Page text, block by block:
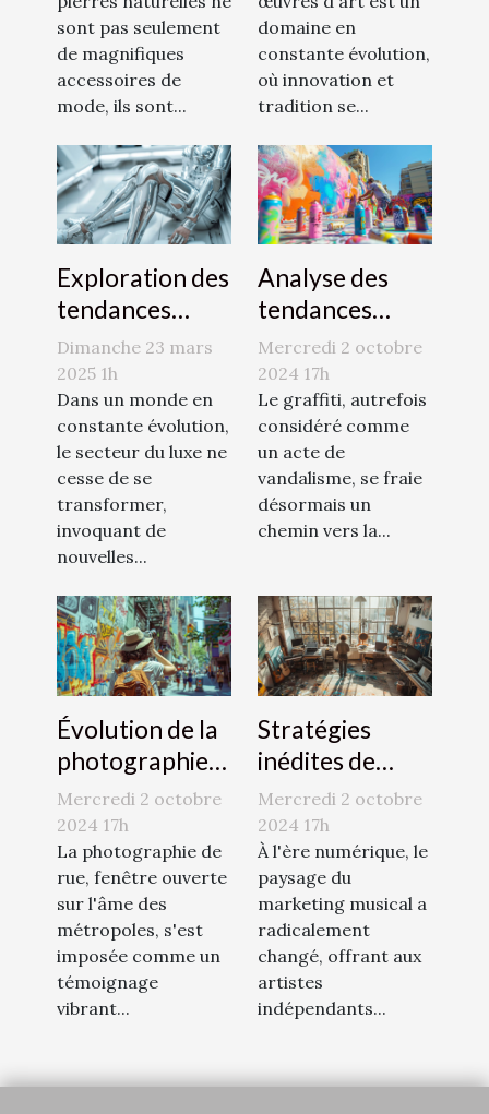
naturelles
sont pas seulement
de magnifiques
accessoires de
mode, ils sont...
techniques
innovantes
domaine en
constante évolution,
où innovation et
tradition se...
Exploration des
tendances
émergentes
dans le monde
du luxe en 2023
Dimanche 23 mars
2025 1h
Dans un monde en
constante évolution,
le secteur du luxe ne
cesse de se
transformer,
invoquant de
nouvelles...
Analyse des
tendances
émergentes
dans l'art du
graffiti et son
acceptation
sociale
Mercredi 2 octobre
2024 17h
Le graffiti, autrefois
considéré comme
un acte de
vandalisme, se fraie
désormais un
chemin vers la...
Évolution de la
photographie
de rue et son
impact culturel
dans les
métropoles
mondiales
Mercredi 2 octobre
2024 17h
La photographie de
rue, fenêtre ouverte
sur l'âme des
métropoles, s'est
imposée comme un
témoignage
vibrant...
Stratégies
inédites de
marketing pour
les artistes
indépendants à
l'ère numérique
Mercredi 2 octobre
2024 17h
À l'ère numérique, le
paysage du
marketing musical a
radicalement
changé, offrant aux
artistes
indépendants...